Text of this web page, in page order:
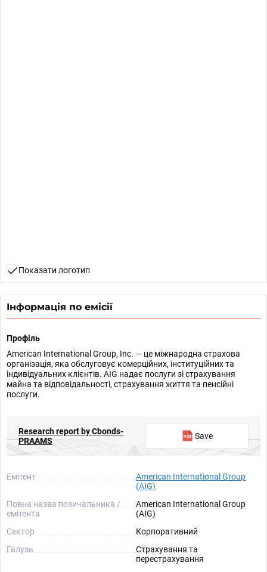
Показати логотип
Інформація по емісії
Профіль
American International Group, Inc. — це міжнародна страхова
організація, яка обслуговує комерційних, інституційних та
індивідуальних клієнтів. AIG надає послуги зі страхування
майна та відповідальності, страхування життя та пенсійні
послуги.
Research report by Cbonds-
PRAAMS
Save
Емітент
American International Group
(AIG)
Повна назва позичальника /
емітента
American International Group
(AIG)
Сектор
Корпоративний
Галузь
Страхування та
перестрахування